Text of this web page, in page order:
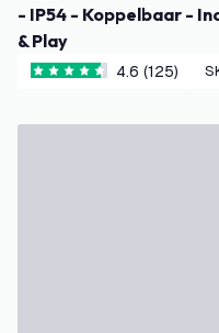
- IP54 - Koppelbaar -
& Play
4.6 score sterren
4.6 (125)